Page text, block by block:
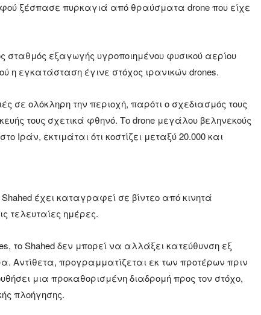
ξέσπασε πυρκαγιά από θραύσματα drone που είχε
σταθμός εξαγωγής υγροποιημένου φυσικού αερίου
η εγκατάσταση έγινε στόχος ιρανικών drones.
σε ολόκληρη την περιοχή, παρότι ο σχεδιασμός τους
τους σχετικά φθηνό. Το drone μεγάλου βεληνεκούς
Ιράν, εκτιμάται ότι κοστίζει μεταξύ 20.000 και
έχει καταγραφεί σε βίντεο από κινητά
τελευταίες ημέρες.
το Shahed δεν μπορεί να αλλάξει κατεύθυνση εξ
Αντίθετα, προγραμματίζεται εκ των προτέρων πριν
μια προκαθορισμένη διαδρομή προς τον στόχο,
πλοήγησης.